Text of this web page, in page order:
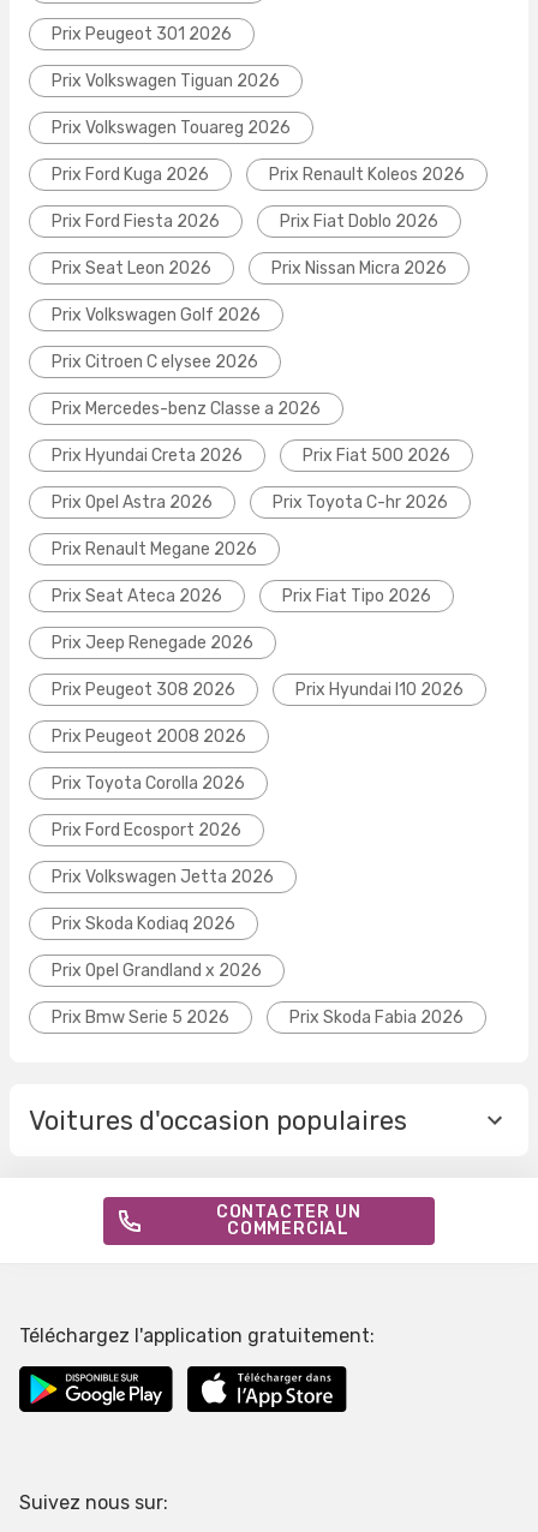
Prix Peugeot 301 2026
Prix Volkswagen Tiguan 2026
Prix Volkswagen Touareg 2026
Prix Ford Kuga 2026 Prix Renault Koleos 2026
Prix Ford Fiesta 2026 Prix Fiat Doblo 2026
Prix Seat Leon 2026 Prix Nissan Micra 2026
Prix Volkswagen Golf 2026
Prix Citroen C elysee 2026
Prix Mercedes-benz Classe a 2026
Prix Hyundai Creta 2026 Prix Fiat 500 2026
Prix Opel Astra 2026 Prix Toyota C-hr 2026
Prix Renault Megane 2026
Prix Seat Ateca 2026 Prix Fiat Tipo 2026
Prix Jeep Renegade 2026
Prix Peugeot 308 2026 Prix Hyundai I10 2026
Prix Peugeot 2008 2026
Prix Toyota Corolla 2026
Prix Ford Ecosport 2026
Prix Volkswagen Jetta 2026
Prix Skoda Kodiaq 2026
Prix Opel Grandland x 2026
Prix Bmw Serie 5 2026 Prix Skoda Fabia 2026
Voitures d'occasion populaires
CONTACTER UN
COMMERCIAL
Téléchargez l'application gratuitement:
Suivez nous sur: